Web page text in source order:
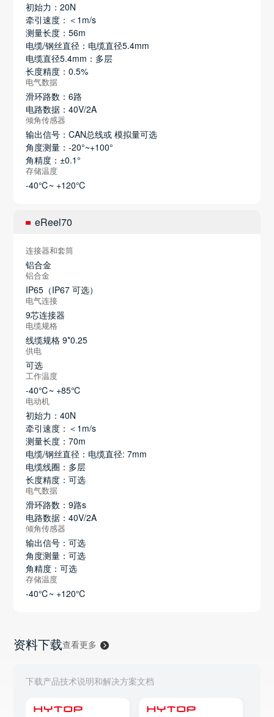
初始力：20N
牵引速度：＜1m/s
测量长度：56m
电缆/钢丝直径：电缆直径5.4mm
电缆直径5.4mm：多层
长度精度：0.5%
电气数据
滑环路数：6路
电路数据：40V/2A
倾角传感器
输出信号：CAN总线或 模拟量可选
角度测量：-20°~+100°
角精度：±0.1°
存储温度
-40℃~ +120℃
eReel70
连接器和套筒
铝合金
铝合金
IP65（IP67 可选）
电气连接
9芯连接器
电缆规格
线缆规格 9*0.25
供电
可选
工作温度
-40℃~ +85℃
电动机
初始力：40N
牵引速度：＜1m/s
测量长度：70m
电缆/钢丝直径：电缆直径: 7mm
电缆线圈：多层
长度精度：可选
电气数据
滑环路数：9路s
电路数据：40V/2A
倾角传感器
输出信号：可选
角度测量：可选
角精度：可选
存储温度
-40℃~ +120℃
资料下载查看更多
下载产品技术说明和解决方案文档